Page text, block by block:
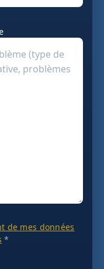
de mes données
*